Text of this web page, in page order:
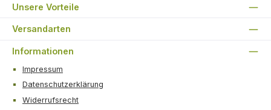
Unsere Vorteile
Versandarten
Informationen
Impressum
Datenschutzerklärung
Widerrufsrecht